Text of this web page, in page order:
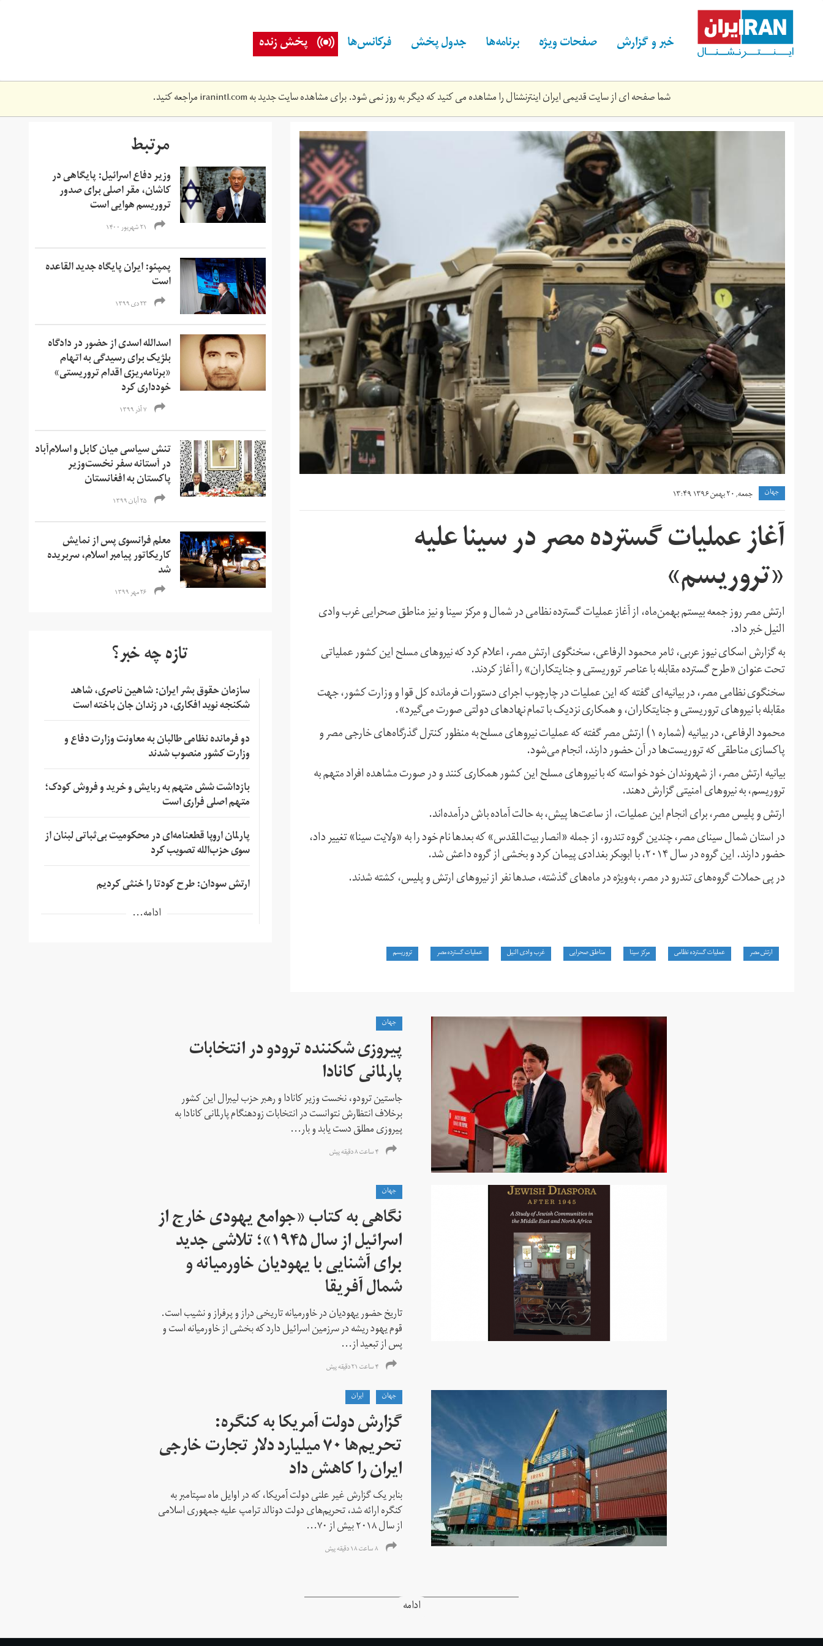
content خبر و گزارش صفحات ویژه برنامه‌ها جدول پخش فرکانس‌ها پخش زنده
شما صفحه ای از سایت قدیمی ایران اینترنشنال را مشاهده می کنید که دیگر به روز نمی شود. برای مشاهده سایت جدید بهiranintl.comمراجعه کنید.
b9a69aed-
32d84241f607_cx0_cy8_cw0_w1200_r1_s.jpg
جهان جمعه, ۲۰ بهمن ۱۳۹۶ ۱۳:۴۹
آغاز عملیات گسترده مصر در سینا علیه
«تروریسم»
ارتش مصر روز جمعه بیستم بهمن‌ماه، از آغاز عملیات گسترده نظامی در شمال و مرکز سینا و نیز مناطق صحرایی غرب وادی
النیل خبر داد.
به گزارش اسکای نیوز عربی، ثامر محمود الرفاعی، سخنگوی ارتش مصر، اعلام کرد که نیروهای مسلح این کشور عملیاتی
تحت عنوان «طرح گسترده مقابله با عناصر تروریستی و جنایتکاران» را آغاز کردند.
سخنگوی نظامی مصر، در بیانیه‌ای گفته که این عملیات در چارچوب اجرای دستورات فرمانده کل قوا و وزارت کشور، جهت
مقابله با نیروهای تروریستی و جنایتکاران، و همکاری نزدیک با تمام نهادهای دولتی صورت می‌گیرد».
محمود الرفاعی، در بیانیه (شماره ۱) ارتش مصر گفته که عملیات نیروهای مسلح به منظور کنترل گذرگاه‌های خارجی مصر و
پاکسازی مناطقی که تروریست‌ها در آن حضور دارند، انجام می‌شود.
بیانیه ارتش مصر، از شهروندان خود خواسته که با نیروهای مسلح این کشور همکاری کنند و در صورت مشاهده افراد متهم به
تروریسم، به نیروهای امنیتی گزارش دهند.
ارتش و پلیس مصر، برای انجام این عملیات، از ساعت‌ها پیش، به حالت آماده باش درآمده‌اند.
در استان شمال سینای مصر، چندین گروه تندرو، از جمله «انصار بیت‌المقدس» که بعدها نام خود را به «ولایت سینا» تغییر داد،
حضور دارند. این گروه در سال ۲۰۱۴، با ابوبکر بغدادی پیمان کرد و بخشی از گروه داعش شد.
در پی حملات‌ گروه‌های تندرو در مصر، به‌ویژه در ماه‌های گذشته، صدها نفر از نیروهای ارتش و پلیس، کشته شدند.
ارتش مصر عملیات گسترده نظامی مرکز سینا مناطق صحرایی غرب وادی النیل عملیات گسترده مصر تروریسم
مرتبط
وزیر دفاع اسرائیل: پایگاهی در
کاشان، مقر اصلی برای صدور
تروریسم هوایی است
۲۱ شهریور ۱۴۰۰
پمپئو: ایران پایگاه جدید القاعده
است
۲۳ دی ۱۳۹۹
اسدالله اسدی از حضور در دادگاه
بلژیک برای رسیدگی به اتهام
«‌برنامه‌ریزی اقدام تروریستی»
خودداری کرد
۷ آذر ۱۳۹۹
تنش سیاسی میان کابل و اسلام‌آباد
در آستانه سفر نخست‌وزیر
پاکستان به افغانستان
۲۵ آبان ۱۳۹۹
معلم فرانسوی پس از نمایش
کاریکاتور پیامبر اسلام، سربریده
شد
۲۶ مهر ۱۳۹۹
تازه چه خبر؟
سازمان حقوق بشر ایران: شاهین ناصری، شاهد
شکنجه نوید افکاری، در زندان جان باخته است
دو فرمانده نظامی طالبان به معاونت وزارت دفاع و
وزارت کشور منصوب شدند
بازداشت شش متهم به ربایش و خرید و فروش کودک؛
متهم اصلی فراری است
پارلمان اروپا قطعنامه‌ای در محکومیت بی‌ثباتی لبنان از
سوی حزب‌الله تصویب کرد
ارتش سودان: طرح کودتا را خنثی کردیم
ادامه...
جهان
پیروزی شکننده ترودو در انتخابات
پارلمانی کانادا
جاستین ترودو، نخست وزیر کانادا و رهبر حزب لیبرال این کشور
برخلاف انتظارش نتوانست در انتخابات زود‌هنگام پارلمانی کانادا به
پیروزی مطلق دست یابد و بار...
۴ ساعت ۸ دقیقه پیش
جهان
نگاهی به کتاب «جوامع یهودی خارج از
اسرائیل از سال ۱۹۴۵»؛ تلاشی جدید
برای آشنایی با یهودیان خاورمیانه و
شمال آفریقا
تاریخ حضور یهودیان در خاورمیانه تاریخی دراز و پرفراز و نشیب است.
قوم یهود ریشه در سرزمین اسرائیل دارد که بخشی از خاورمیانه است و
پس از تبعید از...
۴ ساعت ۲۱ دقیقه پیش
جهان
ايران
گزارش دولت آمریکا به کنگره:
تحریم‌ها ۷۰ میلیارد دلار تجارت خارجی
ایران را کاهش داد
بنابر یک گزارش غیر علنی دولت آمریکا، که در اوایل ماه سپتامبر به
کنگره ارائه شد، تحریم‌های دولت دونالد ترامپ علیه جمهوری اسلامی
از سال ۲۰۱۸ بیش از ۷۰...
۸ ساعت ۱۸ دقیقه پیش
ادامه